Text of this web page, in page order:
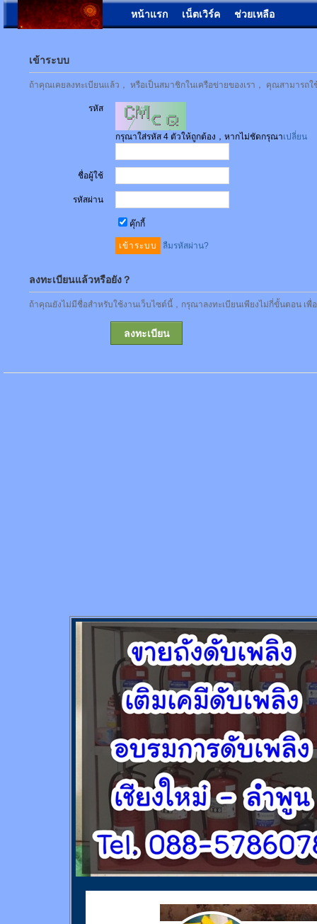
หน้าแรก เน็ตเวิร์ค ช่วยเหลือ
เข้าระบบ
ถ้าคุณเคยลงทะเบียนแล้ว， หรือเป็นสมาชิกในเครือข่ายของเรา， คุณสามาร
รหัส
กรุณาใส่รหัส 4 ตัวให้ถูกต้อง，หากไม่ชัดกรุณาเปลี่ยน
ชื่อผู้ใช้
รหัสผ่าน
คุ๊กกี้
ลืมรหัสผ่าน?
ลงทะเบียนแล้วหรือยัง？
ถ้าคุณยังไม่มีชื่อสำหรับใช้งานเว็บไซต์นี้，กรุณาลงทะเบียนเพียงไม่กี่ขั้นตอน เพื่
ลงทะเบียน